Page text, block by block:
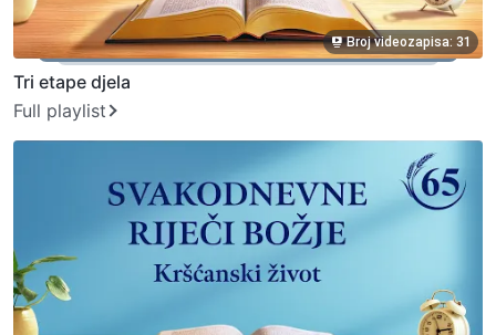
Broj videozapisa: 31
Tri etape djela
Full playlist